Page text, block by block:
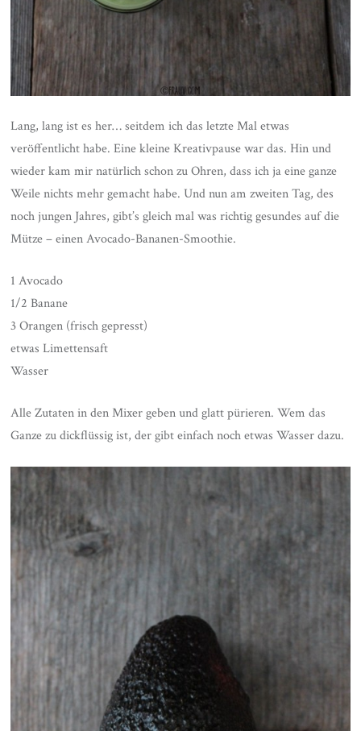
Lang, lang ist es her… seitdem ich das letzte Mal etwas
veröffentlicht habe. Eine kleine Kreativpause war das. Hin und
wieder kam mir natürlich schon zu Ohren, dass ich ja eine ganze
Weile nichts mehr gemacht habe. Und nun am zweiten Tag, des
noch jungen Jahres, gibt’s gleich mal was richtig gesundes auf die
Mütze – einen Avocado-Bananen-Smoothie.
1 Avocado
1/2 Banane
3 Orangen (frisch gepresst)
etwas Limettensaft
Wasser
Alle Zutaten in den Mixer geben und glatt pürieren. Wem das
Ganze zu dickflüssig ist, der gibt einfach noch etwas Wasser dazu.